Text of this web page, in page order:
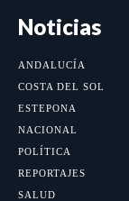
Noticias
ANDALUCÍA
COSTA DEL SOL
ESTEPONA
NACIONAL
POLÍTICA
REPORTAJES
SALUD